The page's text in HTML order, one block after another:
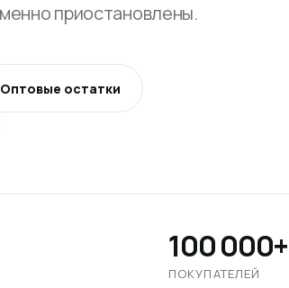
приостановлены.
Оптовые остатки
100 000+
ПОКУПАТЕЛЕЙ